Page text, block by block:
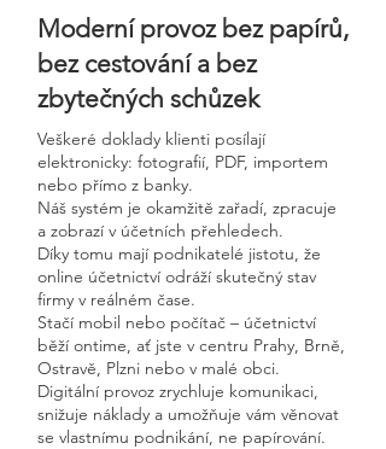
Moderní provoz bez papírů,
bez cestování a bez
zbytečných schůzek
Veškeré doklady klienti posílají
elektronicky: fotografií, PDF, importem
nebo přímo z banky.
Náš systém je okamžitě zařadí, zpracuje
a zobrazí v účetních přehledech.
Díky tomu mají podnikatelé jistotu, že
online účetnictví odráží skutečný stav
firmy v reálném čase.
Stačí mobil nebo počítač – účetnictví
běží ontime, ať jste v centru Prahy, Brně,
Ostravě, Plzni nebo v malé obci.
Digitální provoz zrychluje komunikaci,
snižuje náklady a umožňuje vám věnovat
se vlastnímu podnikání, ne papírování.